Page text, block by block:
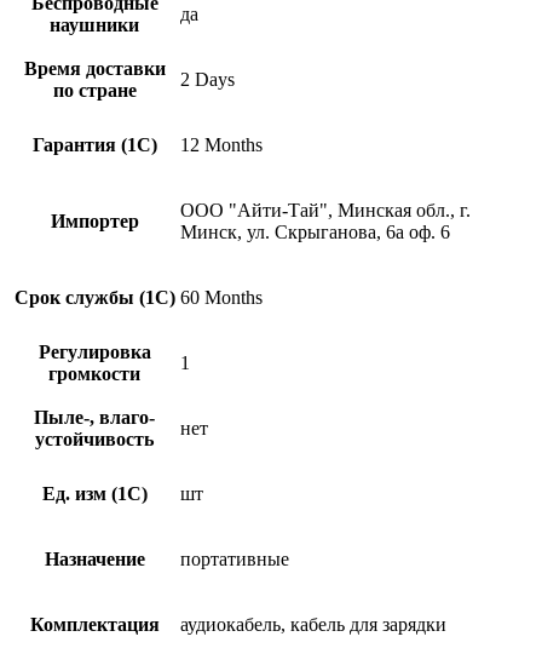
наушники
да
Время доставки
по стране
2 Days
Гарантия (1С) 12 Months
Импортер
ООО "Айти-Тай", Минская обл., г.
Минск, ул. Скрыганова, 6а оф. 6
Срок службы (1С) 60 Months
Регулировка
громкости
1
Пыле-, влаго-
устойчивость
нет
Ед. изм (1С) шт
Назначение портативные
Комплектация аудиокабель, кабель для зарядки